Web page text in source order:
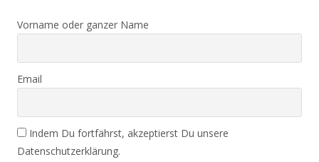
Vorname oder ganzer Name
Email
Indem Du fortfährst, akzeptierst Du unsere
Datenschutzerklärung.